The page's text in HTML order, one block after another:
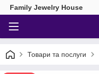
Family Jewelry House
Товари та послуги